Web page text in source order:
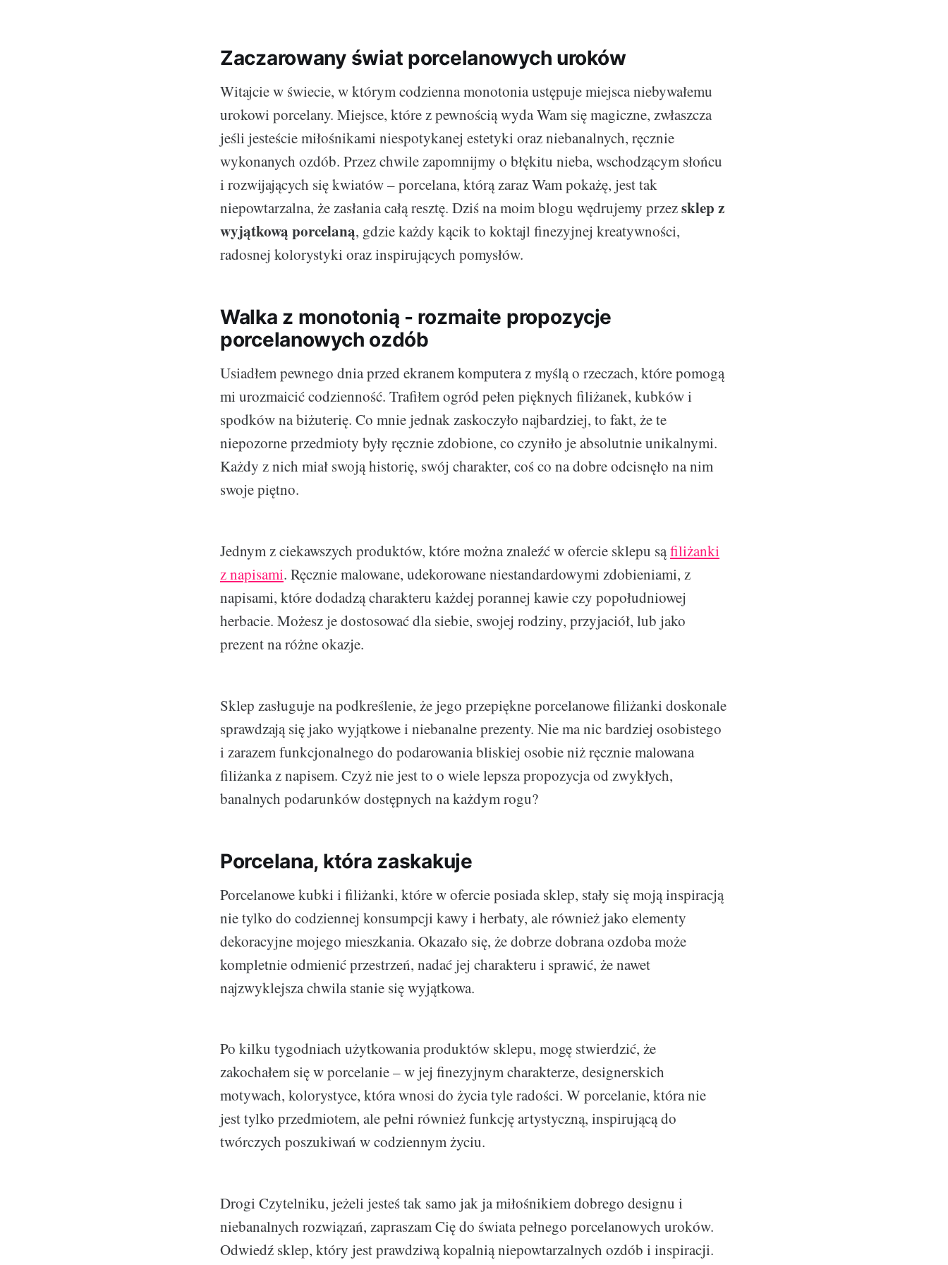
Zaczarowany świat porcelanowych uroków
Witajcie w świecie, w którym codzienna monotonia ustępuje miejsca niebywałemu
urokowi porcelany. Miejsce, które z pewnością wyda Wam się magiczne, zwłaszcza
jeśli jesteście miłośnikami niespotykanej estetyki oraz niebanalnych, ręcznie
wykonanych ozdób. Przez chwile zapomnijmy o błękitu nieba, wschodzącym słońcu
i rozwijających się kwiatów – porcelana, którą zaraz Wam pokażę, jest tak
niepowtarzalna, że zasłania całą resztę. Dziś na moim blogu wędrujemy przezsklep z
wyjątkową porcelaną, gdzie każdy kącik to koktajl finezyjnej kreatywności,
radosnej kolorystyki oraz inspirujących pomysłów.
Walka z monotonią - rozmaite propozycje
porcelanowych ozdób
Usiadłem pewnego dnia przed ekranem komputera z myślą o rzeczach, które pomogą
mi urozmaicić codzienność. Trafiłem ogród pełen pięknych filiżanek, kubków i
spodków na biżuterię. Co mnie jednak zaskoczyło najbardziej, to fakt, że te
niepozorne przedmioty były ręcznie zdobione, co czyniło je absolutnie unikalnymi.
Każdy z nich miał swoją historię, swój charakter, coś co na dobre odcisnęło na nim
swoje piętno.
Jednym z ciekawszych produktów, które można znaleźć w ofercie sklepu sąfiliżanki
z napisami. Ręcznie malowane, udekorowane niestandardowymi zdobieniami, z
napisami, które dodadzą charakteru każdej porannej kawie czy popołudniowej
herbacie. Możesz je dostosować dla siebie, swojej rodziny, przyjaciół, lub jako
prezent na różne okazje.
Sklep zasługuje na podkreślenie, że jego przepiękne porcelanowe filiżanki doskonale
sprawdzają się jako wyjątkowe i niebanalne prezenty. Nie ma nic bardziej osobistego
i zarazem funkcjonalnego do podarowania bliskiej osobie niż ręcznie malowana
filiżanka z napisem. Czyż nie jest to o wiele lepsza propozycja od zwykłych,
banalnych podarunków dostępnych na każdym rogu?
Porcelana, która zaskakuje
Porcelanowe kubki i filiżanki, które w ofercie posiada sklep, stały się moją inspiracją
nie tylko do codziennej konsumpcji kawy i herbaty, ale również jako elementy
dekoracyjne mojego mieszkania. Okazało się, że dobrze dobrana ozdoba może
kompletnie odmienić przestrzeń, nadać jej charakteru i sprawić, że nawet
najzwyklejsza chwila stanie się wyjątkowa.
Po kilku tygodniach użytkowania produktów sklepu, mogę stwierdzić, że
zakochałem się w porcelanie – w jej finezyjnym charakterze, designerskich
motywach, kolorystyce, która wnosi do życia tyle radości. W porcelanie, która nie
jest tylko przedmiotem, ale pełni również funkcję artystyczną, inspirującą do
twórczych poszukiwań w codziennym życiu.
Drogi Czytelniku, jeżeli jesteś tak samo jak ja miłośnikiem dobrego designu i
niebanalnych rozwiązań, zapraszam Cię do świata pełnego porcelanowych uroków.
Odwiedź sklep, który jest prawdziwą kopalnią niepowtarzalnych ozdób i inspiracji.